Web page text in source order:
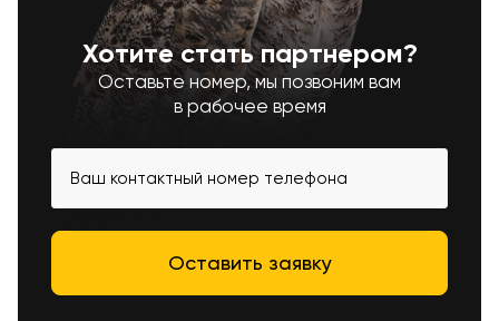
Хотите стать партнером?
Оставьте номер, мы позвоним вам
в рабочее время